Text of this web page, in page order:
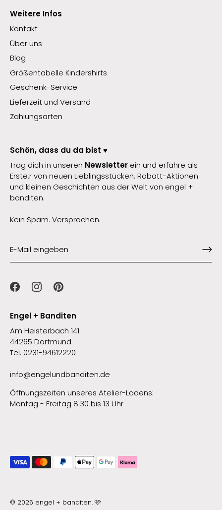
Weitere Infos
Kontakt
Über uns
Blog
Größentabelle Kindershirts
Geschenk-Service
Lieferzeit und Versand
Zahlungsarten
Schön, dass du da bist ♥️
Trag dich in unseren Newsletter ein und erfahre als
Erste:r von neuen Lieblingsstücken, Rabatt-Aktionen
und kleinen Geschichten aus der Welt von engel +
banditen.
Kein Spam. Versprochen.
Engel + Banditen
Am Heisterbach 141
44265 Dortmund
Tel. 0231-94612220
info@engelundbanditen.de
Öffnungszeiten unseres Atelier-Ladens:
Montag - Freitag 8.30 bis 13 Uhr
© 2026 engel + banditen. 🩷